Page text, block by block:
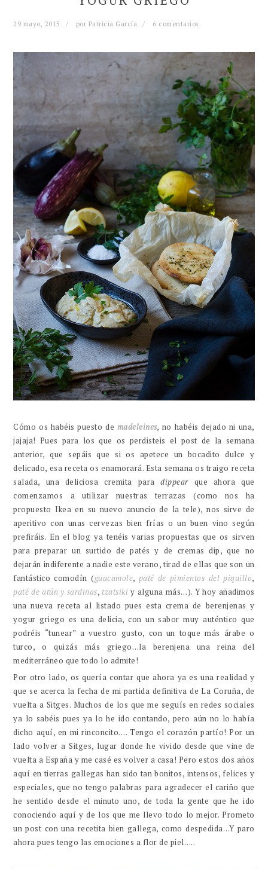
29 mayo, 2015 por Patricia García 6 comentarios
Cómo os habéis puesto de madeleines, no habéis dejado ni una,
jajaja! Pues para los que os perdisteis el post de la semana
anterior, que sepáis que si os apetece un bocadito dulce y
delicado, esa receta os enamorará. Esta semana os traigo receta
salada, una deliciosa cremita paradippear que ahora que
comenzamos a utilizar nuestras terrazas (como nos ha
propuesto Ikea en su nuevo anuncio de la tele), nos sirve de
aperitivo con unas cervezas bien frías o un buen vino según
prefiráis. En el blog ya tenéis varias propuestas que os sirven
para preparar un surtido de patés y de cremas dip, que no
dejarán indiferente a nadie este verano, tirad de ellas que son un
fantástico comodín (guacamole, paté de pimientos del piquillo,
paté de atún y sardinas, tzatsiki y alguna más…). Y hoy añadimos
una nueva receta al listado pues esta crema de berenjenas y
yogur griego es una delicia, con un sabor muy auténtico que
podréis “tunear” a vuestro gusto, con un toque más árabe o
turco, o quizás más griego…la berenjena una reina del
mediterráneo que todo lo admite!
Por otro lado, os quería contar que ahora ya es una realidad y
que se acerca la fecha de mi partida definitiva de La Coruña, de
vuelta a Sitges. Muchos de los que me seguís en redes sociales
ya lo sabéis pues ya lo he ido contando, pero aún no lo había
dicho aquí, en mi rinconcito…. Tengo el corazón partío! Por un
lado volver a Sitges, lugar donde he vivido desde que vine de
vuelta a España y me casé es volver a casa! Pero estos dos años
aquí en tierras gallegas han sido tan bonitos, intensos, felices y
especiales, que no tengo palabras para agradecer el cariño que
he sentido desde el minuto uno, de toda la gente que he ido
conociendo aquí y de los que me llevo todo lo mejor. Prometo
un post con una recetita bien gallega, como despedida…Y paro
ahora pues tengo las emociones a flor de piel…..